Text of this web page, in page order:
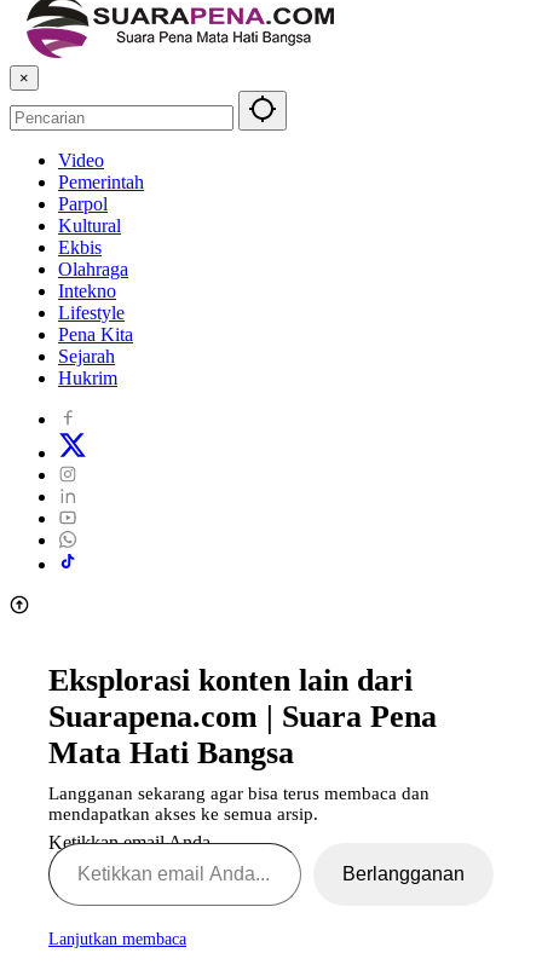
×
Video
Pemerintah
Parpol
Kultural
Ekbis
Olahraga
Intekno
Lifestyle
Pena Kita
Sejarah
Hukrim
Eksplorasi konten lain dari
Suarapena.com | Suara Pena
Mata Hati Bangsa
Langganan sekarang agar bisa terus membaca dan
mendapatkan akses ke semua arsip.
Ketikkan email Anda...
Berlangganan
Lanjutkan membaca